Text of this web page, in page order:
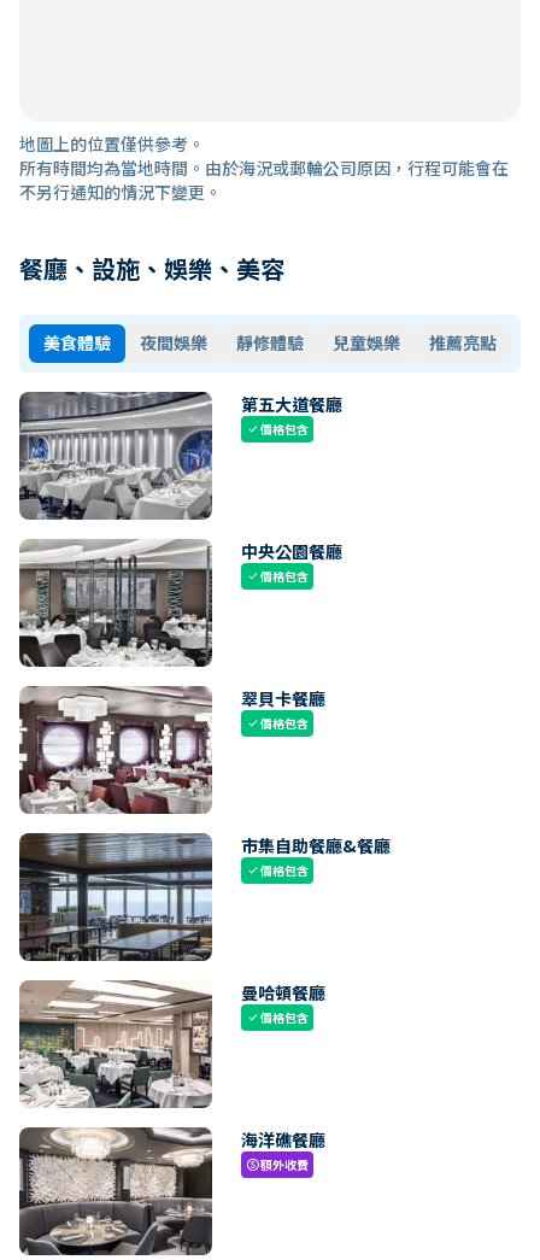
地圖上的位置僅供參考。
所有時間均為當地時間。由於海況或郵輪公司原因，行程可能會在
不另行通知的情況下變更。
餐廳、設施、娛樂、美容
美食體驗 夜間娛樂 靜修體驗 兒童娛樂 推薦亮點
第五大道餐廳
check價格包含
中央公園餐廳
check價格包含
翠貝卡餐廳
check價格包含
市集自助餐廳&餐廳
check價格包含
曼哈頓餐廳
check價格包含
海洋礁餐廳
paid額外收費